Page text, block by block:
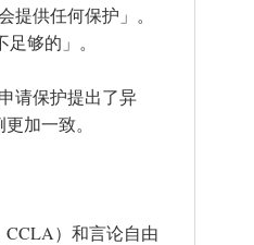
提供任何保护」。
够的」。
请保护提出了异
加一致。
CCLA）和言论自由